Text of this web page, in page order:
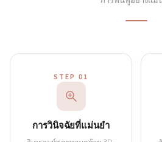
STEP 01
การวินิจฉัยที่แม่นยำ